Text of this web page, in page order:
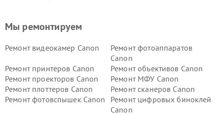
Мы ремонтируем
Ремонт видеокамер Canon
Ремонт фотоаппаратов
Canon
Ремонт принтеров Canon
Ремонт объективов Canon
Ремонт проекторов Canon
Ремонт МФУ Canon
Ремонт плоттеров Canon
Ремонт сканеров Canon
Ремонт фотовспышек Canon
Ремонт цифровых биноклей
Canon